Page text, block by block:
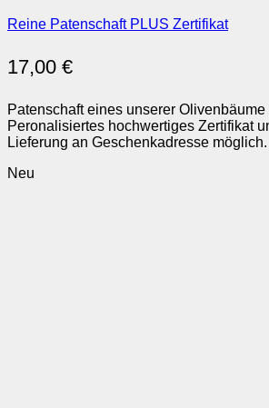
Reine Patenschaft PLUS Zertifikat
17,00 €
Patenschaft eines unserer Olivenbäume
Peronalisiertes hochwertiges Zertifikat
Lieferung an Geschenkadresse möglich.
Neu